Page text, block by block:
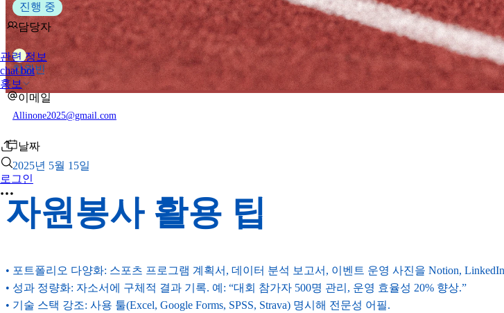
관련 정보
chat bot
홍보
로그인
진행 중
담당자
차
차원빈
이메일
Allinone2025@gmail.com
날짜
2025년 5월 15일
자원봉사 활용 팁
• 포트폴리오 다양화: 스포츠 프로그램 계획서, 데이터 분석 보고서, 이벤트 운영 사진을 Notion,
• 성과 정량화: 자소서에 구체적 결과 기록. 예: “대회 참가자 500명 관리, 운영 효율성 20% 향상.”
• 기술 스택 강조: 사용 툴(Excel, Google Forms, SPSS, Strava) 명시해 전문성 어필.